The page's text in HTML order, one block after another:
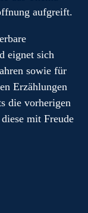
aufgreift.
eignet sich
sowie für
Erzählungen
die vorherigen
mit Freude